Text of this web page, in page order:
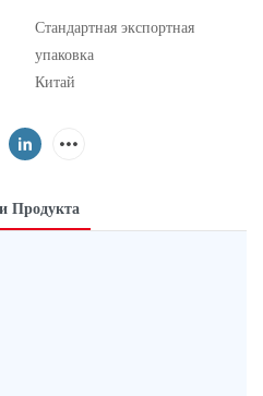
Стандартная экспортная
упаковка
Китай
Продукта